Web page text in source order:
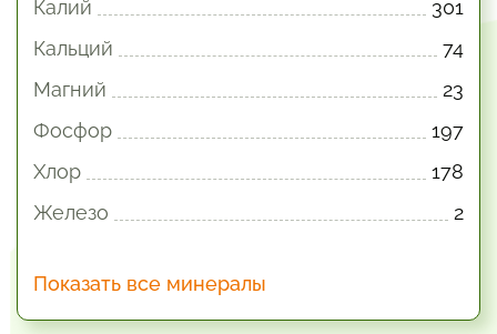
Калий
301
Кальций
74
Магний
23
Фосфор
197
Хлор
178
Железо
2
Показать все минералы